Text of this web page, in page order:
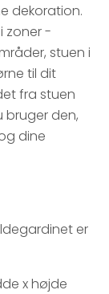
dekoration.
zoner -
stuen i
til dit
fra stuen
den,
dine
er
x højde